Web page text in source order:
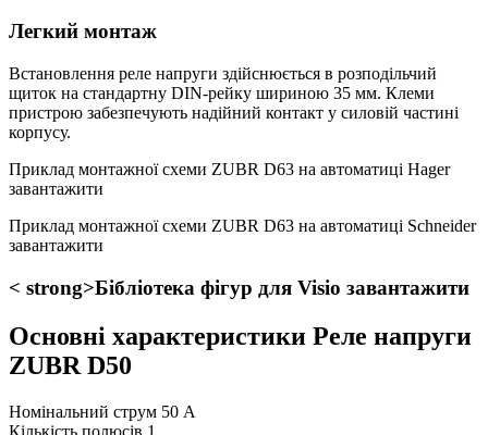
Легкий монтаж
Встановлення реле напруги здійснюється в розподільчий
щиток на стандартну DIN-рейку шириною 35 мм. Клеми
пристрою забезпечують надійний контакт у силовій частині
корпусу.
Приклад монтажної схеми ZUBR D63 на автоматиці Hager
завантажити
Приклад монтажної схеми ZUBR D63 на автоматиці Schneider
завантажити
< strong>Бібліотека фігур для Visio завантажити
Основні характеристики Реле напруги
ZUBR D50
Номінальний струм 50 А
Кількість полюсів 1